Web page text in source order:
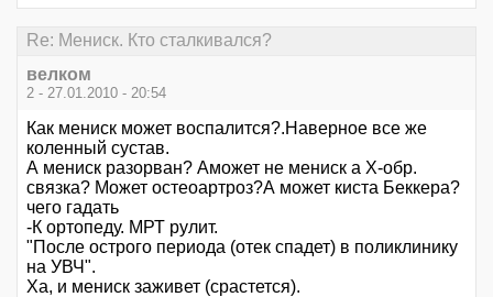
Re: Мениск. Кто сталкивался?
велком
2 - 27.01.2010 - 20:54
Как мениск может воспалится?.Наверное все же
коленный сустав.
А мениск разорван? Аможет не мениск а Х-обр.
связка? Может остеоартроз?А может киста Беккера?
чего гадать
-К ортопеду. МРТ рулит.
"После острого периода (отек спадет) в поликлинику
на УВЧ".
Ха, и мениск заживет (срастется).